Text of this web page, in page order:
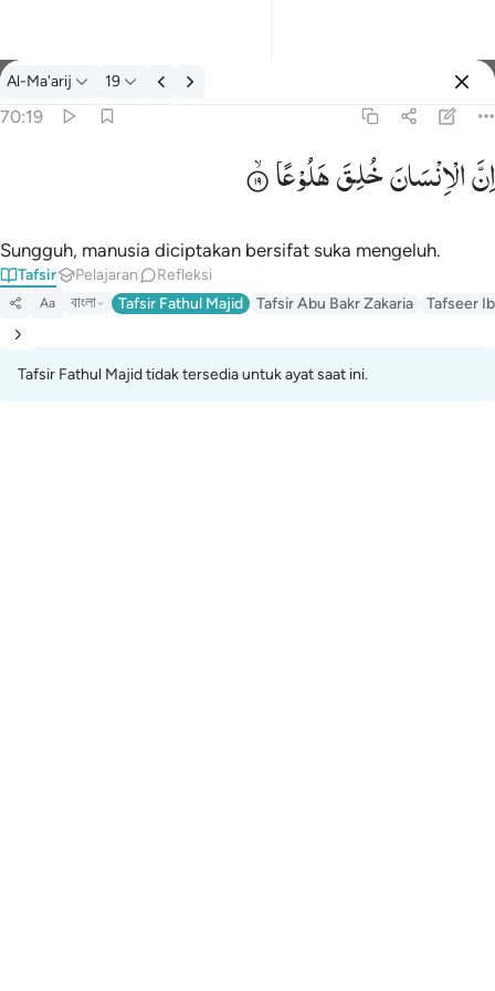
tafsir: Al-Ma'arij 70:19
Al-Ma'arij 19
70:19
اِنَّالْاِنْسَانَخُلِقَهَلُوْعًا
Sungguh, manusia diciptakan bersifat suka mengeluh.
Tafsir Pelajaran Refleksi
Aa বাংলা Tafsir Fathul Majid Tafsir Abu Bakr Zakaria Tafseer
Tafsir Fathul Majid tidak tersedia untuk ayat saat ini.